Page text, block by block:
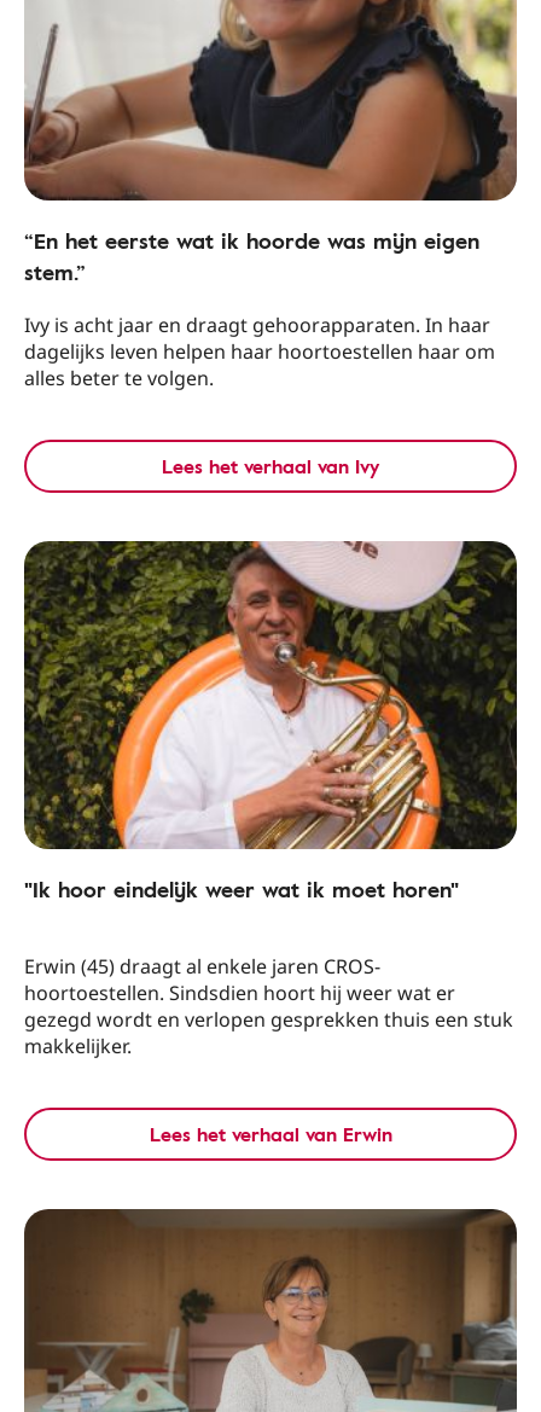
“En het eerste wat ik hoorde was mijn eigen
stem.”
Ivy is acht jaar en draagt gehoorapparaten. In haar
dagelijks leven helpen haar hoortoestellen haar om
alles beter te volgen.
Lees het verhaal van Ivy
"Ik hoor eindelijk weer wat ik moet horen"
Erwin (45) draagt al enkele jaren CROS-
hoortoestellen. Sindsdien hoort hij weer wat er
gezegd wordt en verlopen gesprekken thuis een stuk
makkelijker.
Lees het verhaal van Erwin